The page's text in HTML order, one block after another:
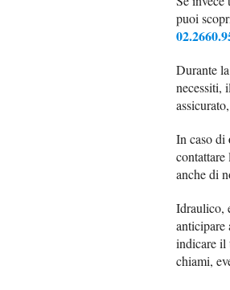
puoi
Durante
necessiti,
In caso di
contattare
anche di
Idraulico,
anticipare
indicare il
chiami,